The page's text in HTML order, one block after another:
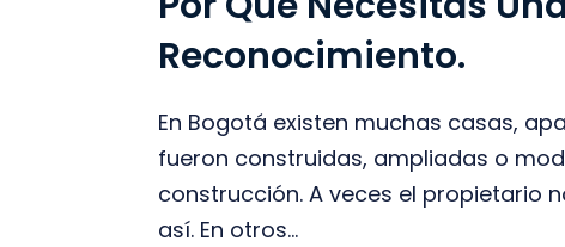
Reconocimiento.
En Bogotá existen muchas casas,
fueron construidas, ampliadas o
construcción. A veces el propietario
así. En otros...